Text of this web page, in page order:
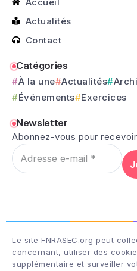
Actualités
Contact
Catégories
À la une Actualités
Événements
Exercices
Newsletter
Abonnez-vous pour
Le site FNRASEC.org peut
concernant, utiliser des
supplémentaire et surveiller